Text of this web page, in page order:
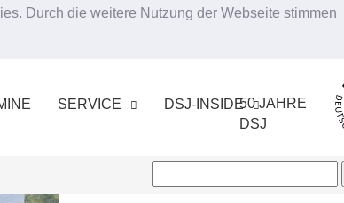
Durch die weitere Nutzung der Webseite stimmen
SERVICE DSJ-INSIDE50 JAHRE
DSJ